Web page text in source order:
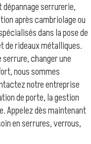
serrurerie,
après cambriolage ou
dans la pose de
de rideaux métalliques.
serrure, changer une
nous sommes
notre entreprise
de porte, la gestion
Appelez dès maintenant
en serrures, verrous,